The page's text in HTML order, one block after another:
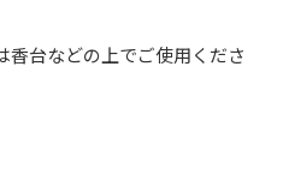
台などの上でご使用くださ